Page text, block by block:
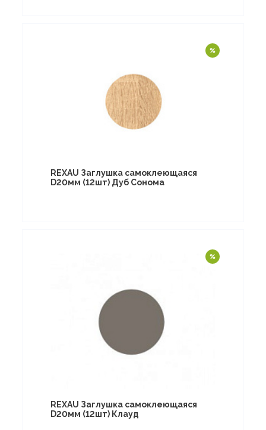
REXAU Заглушка самоклеющаяся
D20мм (12шт) Дуб Сонома
REXAU Заглушка самоклеющаяся
D20мм (12шт) Клауд